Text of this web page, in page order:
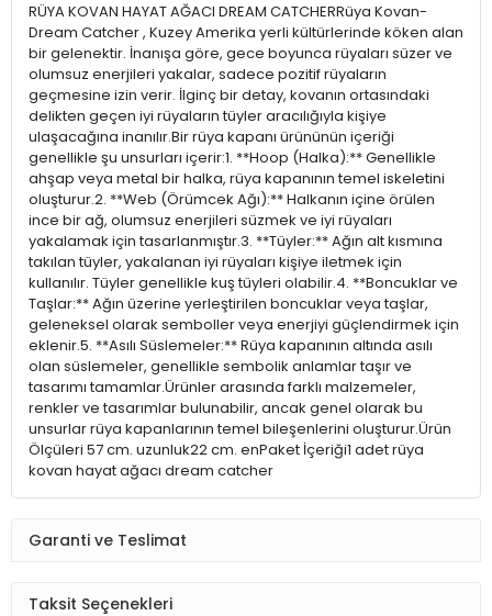
RÜYA KOVAN HAYAT AĞACI DREAM CATCHERRüya Kovan-
Dream Catcher , Kuzey Amerika yerli kültürlerinde köken alan
bir gelenektir. İnanışa göre, gece boyunca rüyaları süzer ve
olumsuz enerjileri yakalar, sadece pozitif rüyaların
geçmesine izin verir. İlginç bir detay, kovanın ortasındaki
delikten geçen iyi rüyaların tüyler aracılığıyla kişiye
ulaşacağına inanılır.Bir rüya kapanı ürününün içeriği
genellikle şu unsurları içerir:1. **Hoop (Halka):** Genellikle
ahşap veya metal bir halka, rüya kapanının temel iskeletini
oluşturur.2. **Web (Örümcek Ağı):** Halkanın içine örülen
ince bir ağ, olumsuz enerjileri süzmek ve iyi rüyaları
yakalamak için tasarlanmıştır.3. **Tüyler:** Ağın alt kısmına
takılan tüyler, yakalanan iyi rüyaları kişiye iletmek için
kullanılır. Tüyler genellikle kuş tüyleri olabilir.4. **Boncuklar ve
Taşlar:** Ağın üzerine yerleştirilen boncuklar veya taşlar,
geleneksel olarak semboller veya enerjiyi güçlendirmek için
eklenir.5. **Asılı Süslemeler:** Rüya kapanının altında asılı
olan süslemeler, genellikle sembolik anlamlar taşır ve
tasarımı tamamlar.Ürünler arasında farklı malzemeler,
renkler ve tasarımlar bulunabilir, ancak genel olarak bu
unsurlar rüya kapanlarının temel bileşenlerini oluşturur.Ürün
Ölçüleri 57 cm. uzunluk22 cm. enPaket İçeriği1 adet rüya
kovan hayat ağacı dream catcher
Garanti ve Teslimat
Taksit Seçenekleri